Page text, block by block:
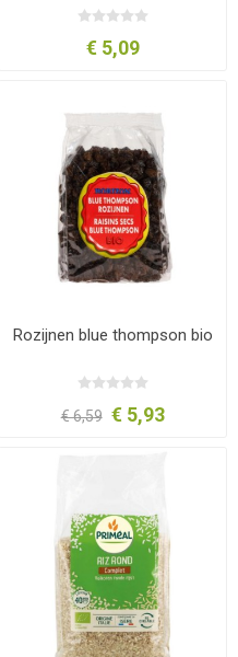
€ 5,09
Rozijnen blue thompson bio
€ 6,59 € 5,93